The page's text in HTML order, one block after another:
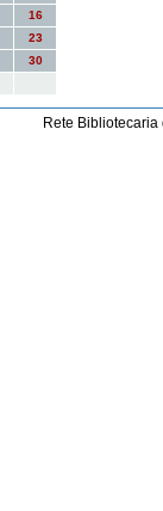
16
23
30
Rete